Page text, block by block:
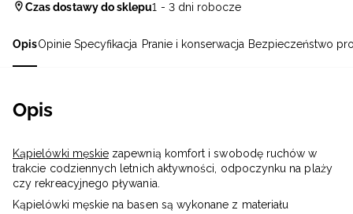
OpisOpinie Specyfikacja Pranie i konserwacja Bezpieczeństwo
Opis
Kąpielówki męskie zapewnią komfort i swobodę ruchów w
trakcie codziennych letnich aktywności, odpoczynku na plaży
czy rekreacyjnego pływania.
Kąpielówki męskie na basen są wykonane z materiału
Czas dostawy do sklepu1 - 3 dni robocze